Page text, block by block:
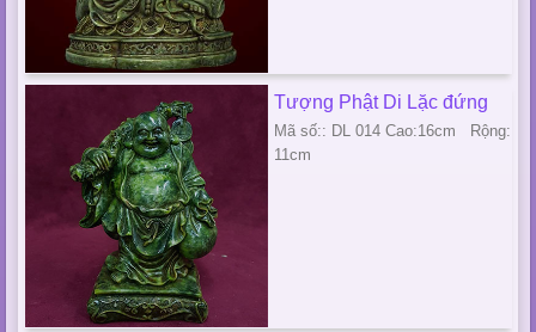
Tượng Phật Di Lặc đứng
Mã số:: DL 014 Cao:16cm Rộng:
11cm